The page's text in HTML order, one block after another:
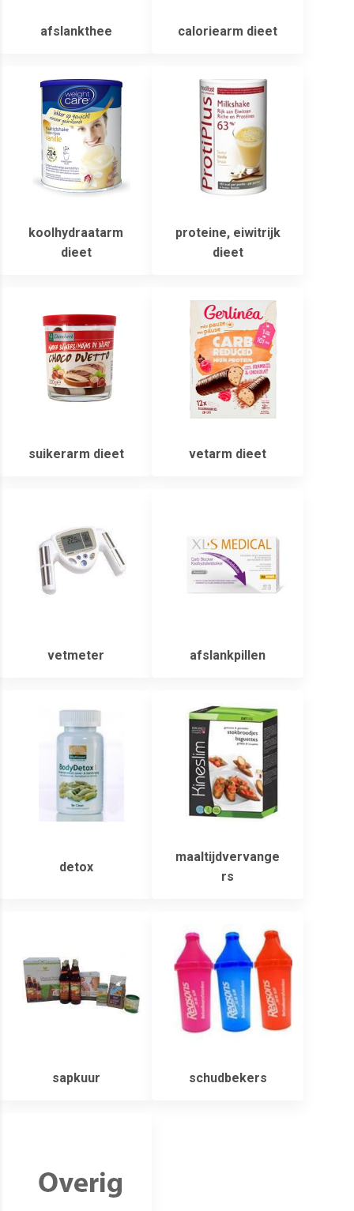
afslankthee caloriearm dieet
koolhydraatarm
dieet
proteine, eiwitrijk
dieet
suikerarm dieet vetarm dieet
vetmeter afslankpillen
detox
maaltijdvervange
rs
sapkuur schudbekers